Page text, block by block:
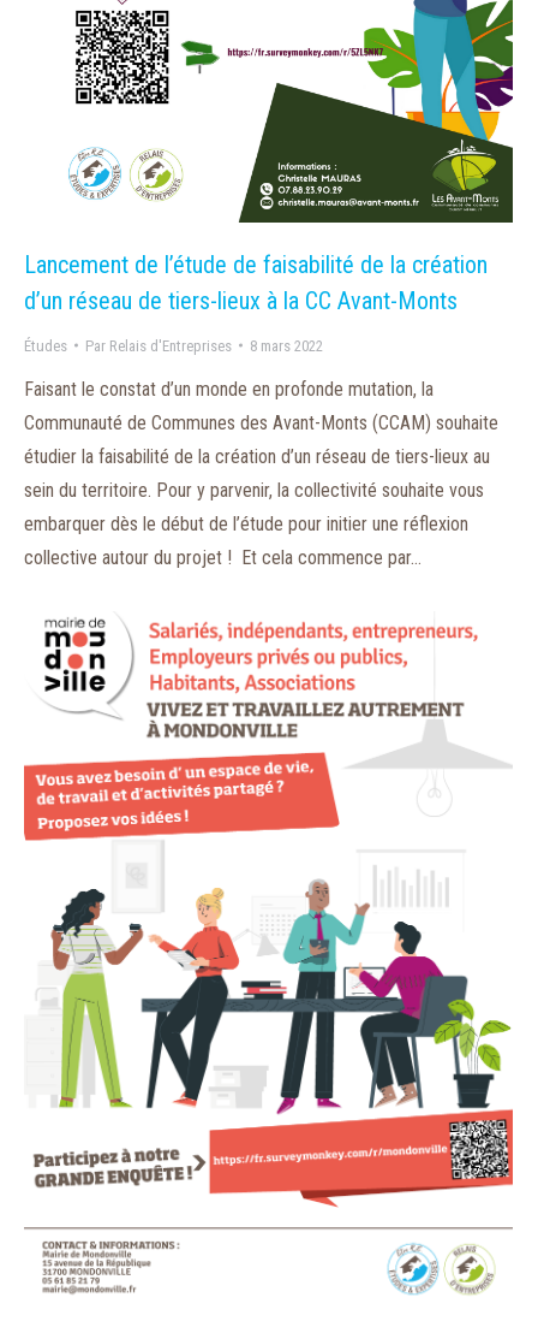
Lancement de l’étude de faisabilité de la création
d’un réseau de tiers-lieux à la CC Avant-Monts
Études Par Relais d'Entreprises 8 mars 2022
Faisant le constat d’un monde en profonde mutation, la
Communauté de Communes des Avant-Monts (CCAM) souhaite
étudier la faisabilité de la création d’un réseau de tiers-lieux au
sein du territoire. Pour y parvenir, la collectivité souhaite vous
embarquer dès le début de l’étude pour initier une réflexion
collective autour du projet ! Et cela commence par…